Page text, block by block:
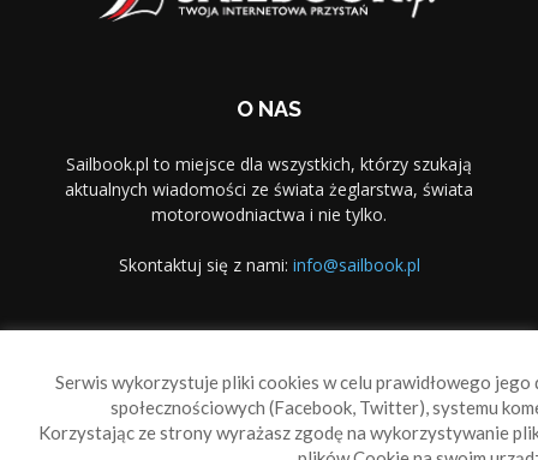
O NAS
Sailbook.pl to miejsce dla wszystkich, którzy szukają
aktualnych wiadomości ze świata żeglarstwa, świata
motorowodniactwa i nie tylko.
Skontaktuj się z nami: info@sailbook.pl
Serwis wykorzystuje pliki cookies w celu prawidłowego
społecznościowych (Facebook, Twitter), systemu
Korzystając ze strony wyrażasz zgodę na wykorzystywanie